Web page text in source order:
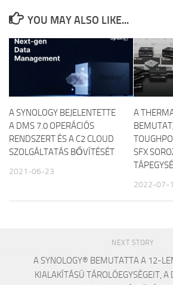
YOU MAY ALSO LIKE...
A SYNOLOGY BEJELENTETTE
A DMS 7.0 OPERÁCIÓS
RENDSZERT ÉS A C2 CLOUD
SZOLGÁLTATÁS BŐVÍTÉSÉT
2021-06-23
A
SFX
2022-07-
NEXT STORY
A SYNOLOGY® BEMUTATTA A 12-
KIALAKÍTÁSÚ TÁROLÓEGYSÉGEIT, A